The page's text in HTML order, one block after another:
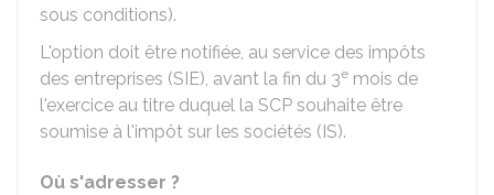
sous conditions).
L'option doit être notifiée, au service des impôts
des entreprises (SIE), avant la fin du 3e mois de
l'exercice au titre duquel la SCP souhaite être
soumise à l'impôt sur les sociétés (IS).
Où s'adresser ?